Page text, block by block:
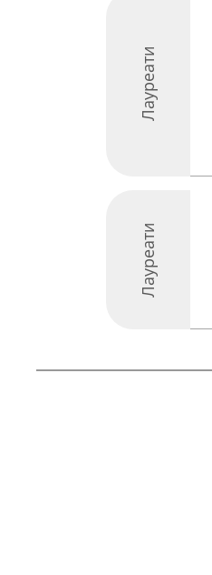
Лауреати
Лауреати